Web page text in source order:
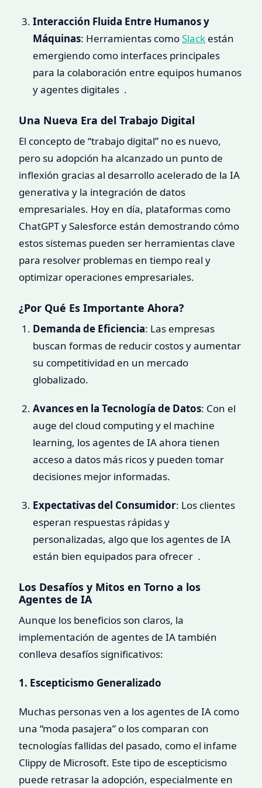
Interacción Fluida Entre Humanos y
Máquinas: Herramientas comoSlack están
emergiendo como interfaces principales
para la colaboración entre equipos humanos
y agentes digitales .
Una Nueva Era del Trabajo Digital
El concepto de “trabajo digital” no es nuevo,
pero su adopción ha alcanzado un punto de
inflexión gracias al desarrollo acelerado de la IA
generativa y la integración de datos
empresariales. Hoy en día, plataformas como
ChatGPT y Salesforce están demostrando cómo
estos sistemas pueden ser herramientas clave
para resolver problemas en tiempo real y
optimizar operaciones empresariales.
¿Por Qué Es Importante Ahora?
Demanda de Eficiencia: Las empresas
buscan formas de reducir costos y aumentar
su competitividad en un mercado
globalizado.
Avances en la Tecnología de Datos: Con el
auge del cloud computing y el machine
learning, los agentes de IA ahora tienen
acceso a datos más ricos y pueden tomar
decisiones mejor informadas.
Expectativas del Consumidor: Los clientes
esperan respuestas rápidas y
personalizadas, algo que los agentes de IA
están bien equipados para ofrecer .
Los Desafíos y Mitos en Torno a los
Agentes de IA
Aunque los beneficios son claros, la
implementación de agentes de IA también
conlleva desafíos significativos:
1. Escepticismo Generalizado
Muchas personas ven a los agentes de IA como
una “moda pasajera” o los comparan con
tecnologías fallidas del pasado, como el infame
Clippy de Microsoft. Este tipo de escepticismo
puede retrasar la adopción, especialmente en